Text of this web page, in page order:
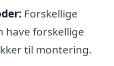
Forskellige
have forskellige
til montering.